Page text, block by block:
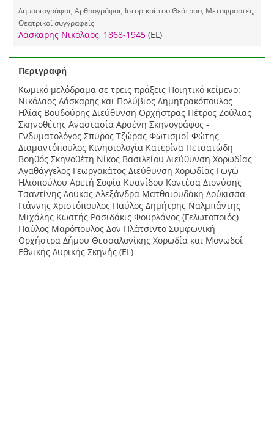
Δημοσιογράφοι, Αρθρογράφοι, Ιστορικοί του Θεάτρου, Μεταφραστές,
Θεατρικοί συγγραφείς
Λάσκαρης Νικόλαος, 1868-1945 (EL)
Περιγραφή
Κωμικό μελόδραμα σε τρεις πράξεις Ποιητικό κείμενο:
Νικόλαος Λάσκαρης και Πολύβιος Δημητρακόπουλος
Ηλίας Βουδούρης Διεύθυνση Ορχήστρας Πέτρος Ζούλιας
Σκηνοθέτης Αναστασία Αρσένη Σκηνογράφος -
Ενδυματολόγος Σπύρος Τζώρας Φωτισμοί Φώτης
Διαμαντόπουλος Κινησιολογία Κατερίνα Πετσατώδη
Βοηθός Σκηνοθέτη Νίκος Βασιλείου Διεύθυνση Χορωδίας
Αγαθάγγελος Γεωργακάτος Διεύθυνση Χορωδίας Γωγώ
Ηλιοπούλου Αρετή Σοφία Κυανίδου Κοντέσα Διονύσης
Τσαντίνης Δούκας Αλεξάνδρα Ματθαιουδάκη Δούκισσα
Γιάννης Χριστόπουλος Παύλος Δημήτρης Ναλμπάντης
Μιχάλης Κωστής Ρασιδάκις Φουρλάνος (Γελωτοποιός)
Παύλος Μαρόπουλος Δον Πλάτσιντο Συμφωνική
Ορχήστρα Δήμου Θεσσαλονίκης Χορωδία και Μονωδοί
Εθνικής Λυρικής Σκηνής (EL)